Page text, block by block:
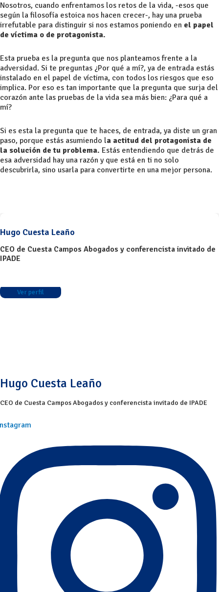
Nosotros, cuando enfrentamos los retos de la vida, -esos que
según la filosofía estoica nos hacen crecer-, hay una prueba
irrefutable para distinguir si nos estamos poniendo en el papel
de víctima o de protagonista.
Esta prueba es la pregunta que nos planteamos frente a la
adversidad. Si te preguntas ¿Por qué a mí?, ya de entrada estás
instalado en el papel de víctima, con todos los riesgos que eso
implica. Por eso es tan importante que la pregunta que surja del
corazón ante las pruebas de la vida sea más bien: ¿Para qué a
mí?
Si es esta la pregunta que te haces, de entrada, ya diste un gran
paso, porque estás asumiendo la actitud del protagonista de
la solución de tu problema. Estás entendiendo que detrás de
esa adversidad hay una razón y que está en ti no solo
descubrirla, sino usarla para convertirte en una mejor persona.
Hugo Cuesta Leaño
CEO de Cuesta Campos Abogados y conferencista invitado de
IPADE
Ver perfil
Hugo Cuesta Leaño
CEO de Cuesta Campos Abogados y conferencista invitado de IPADE